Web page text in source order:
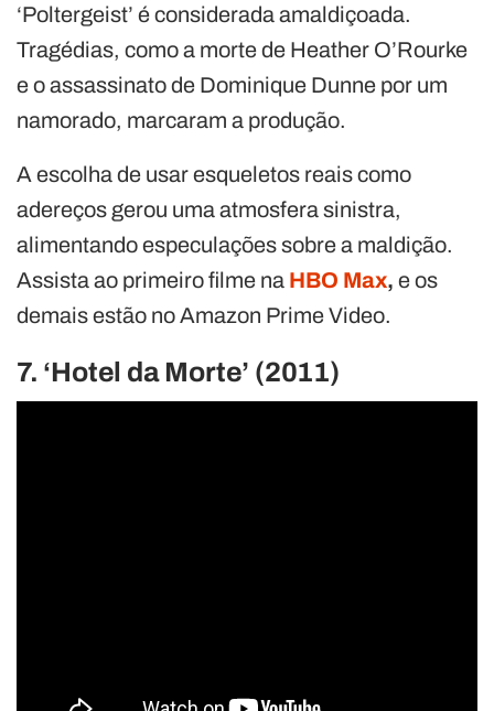
‘Poltergeist’ é considerada amaldiçoada.
Tragédias, como a morte de Heather O’Rourke
e o assassinato de Dominique Dunne por um
namorado, marcaram a produção.
A escolha de usar esqueletos reais como
adereços gerou uma atmosfera sinistra,
alimentando especulações sobre a maldição.
Assista ao primeiro filme na HBO Max, e os
demais estão no Amazon Prime Video.
7. ‘Hotel da Morte’ (2011)